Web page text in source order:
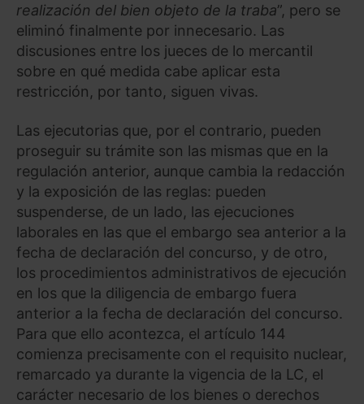
realización del bien objeto de la traba”, pero se
eliminó finalmente por innecesario. Las
discusiones entre los jueces de lo mercantil
sobre en qué medida cabe aplicar esta
restricción, por tanto, siguen vivas.
Las ejecutorias que, por el contrario, pueden
proseguir su trámite son las mismas que en la
regulación anterior, aunque cambia la redacción
y la exposición de las reglas: pueden
suspenderse, de un lado, las ejecuciones
laborales en las que el embargo sea anterior a la
fecha de declaración del concurso, y de otro,
los procedimientos administrativos de ejecución
en los que la diligencia de embargo fuera
anterior a la fecha de declaración del concurso.
Para que ello acontezca, el artículo 144
comienza precisamente con el requisito nuclear,
remarcado ya durante la vigencia de la LC, el
carácter necesario de los bienes o derechos